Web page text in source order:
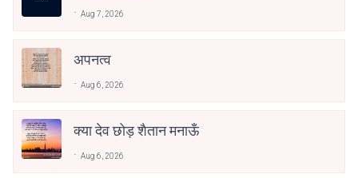
Aug 7, 2026
अपनत्व
Aug 6, 2026
क्या देव छोड़ शैतान मनाऊँ
Aug 6, 2026